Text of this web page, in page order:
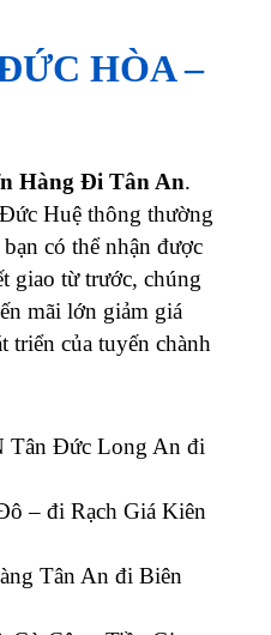
HÒA –
Hàng Đi Tân An.
Huệ thông thường
có thể nhận được
giao từ trước, chúng
mãi lớn giảm giá
triển của tuyến chành
Tân Đức Long An đi
– đi Rạch Giá Kiên
Tân An đi Biên